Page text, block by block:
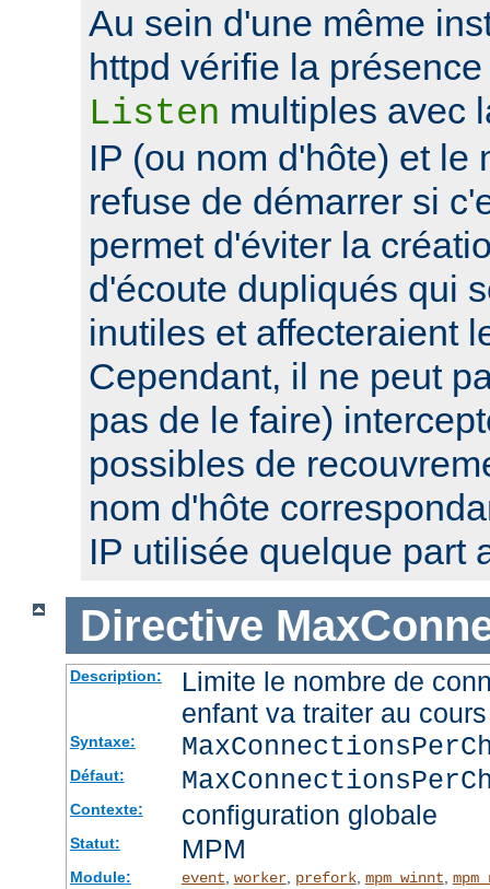
Au sein d'une même
httpd vérifie la
Listen multiples avec
IP (ou nom d'hôte) et le
refuse de démarrer si
permet d'éviter la
d'écoute dupliqués qui
inutiles et affecteraient
Cependant, il ne peut
pas de le faire)
possibles de
nom d'hôte
IP utilisée quelque part
Directive
Description:
Limite le nombre de
enfant va traiter au
Syntaxe:
Défaut:
Contexte: configuration globale
Statut: MPM
Module: event worker, prefork, mpm_winnt